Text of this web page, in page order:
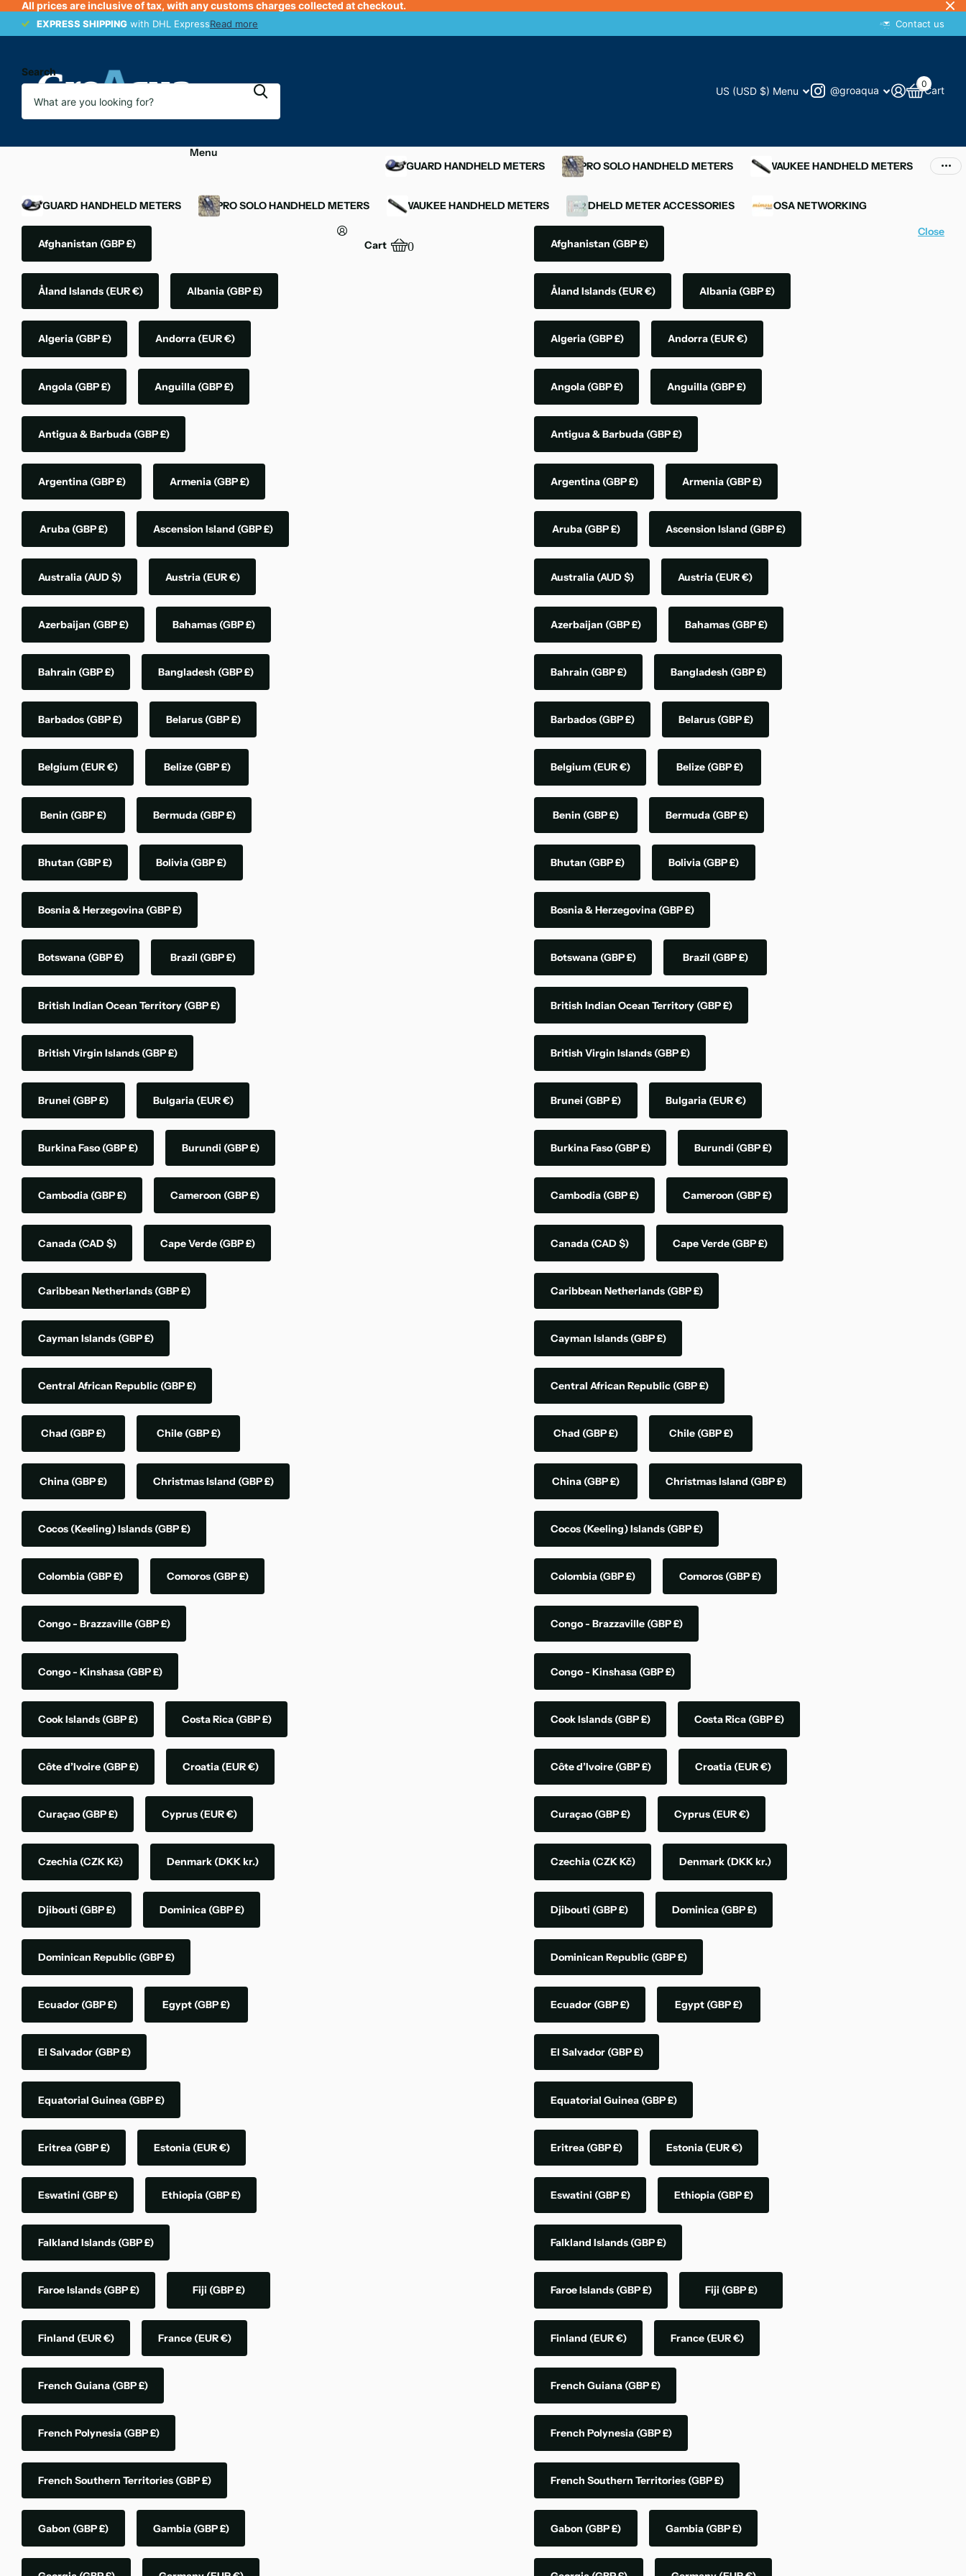
All prices are inclusive of tax, with any customs charges collected at checkout.
EXPRESS SHIPPING with DHL ExpressRead more
EXPRESS SHIPPING Contact us
Search
US (USD $) Menu @groaqua Cart
0
Menu
OXYGUARD HANDHELD METERS
YSI PRO SOLO HANDHELD METERS MILWAUKEE HANDHELD METERS
OXYGUARD HANDHELD METERS YSI PRO SOLO HANDHELD METERS MILWAUKEE HANDHELD METERS HANDHELD METER ACCESSORIES MIMOSA NETWORKING
Afghanistan (GBP £)
Åland Islands (EUR €) Albania (GBP £)
Algeria (GBP £) Andorra (EUR €)
Angola (GBP £) Anguilla (GBP £)
Antigua & Barbuda (GBP £)
Argentina (GBP £) Armenia (GBP £)
Aruba (GBP £) Ascension Island (GBP £)
Australia (AUD $) Austria (EUR €)
Azerbaijan (GBP £) Bahamas (GBP £)
Bahrain (GBP £) Bangladesh (GBP £)
Barbados (GBP £) Belarus (GBP £)
Belgium (EUR €) Belize (GBP £)
Benin (GBP £) Bermuda (GBP £)
Bhutan (GBP £) Bolivia (GBP £)
Bosnia & Herzegovina (GBP £)
Botswana (GBP £) Brazil (GBP £)
British Indian Ocean Territory (GBP £)
British Virgin Islands (GBP £)
Brunei (GBP £) Bulgaria (EUR €)
Burkina Faso(GBP £) Burundi (GBP £)
Cambodia (GBP £) Cameroon (GBP £)
Canada (CAD $) Cape Verde (GBP £)
Caribbean Netherlands (GBP £)
Cayman Islands (GBP £)
Central African Republic (GBP £)
Chad (GBP £) Chile (GBP £)
China (GBP £) Christmas Island (GBP £)
Cocos (Keeling) Islands (GBP £)
Colombia (GBP £) Comoros (GBP £)
Congo - Brazzaville (GBP £)
Congo - Kinshasa (GBP £)
Cook Islands (GBP £) Costa Rica (GBP £)
Côte d’Ivoire (GBP £) Croatia (EUR €)
Curaçao(GBP £) Cyprus (EUR €)
Czechia (CZK Kč) Denmark (DKK kr.)
Djibouti (GBP £) Dominica (GBP £)
Dominican Republic (GBP £)
Ecuador (GBP £) Egypt (GBP £)
El Salvador (GBP £)
Equatorial Guinea (GBP £)
Eritrea (GBP £) Estonia (EUR €)
Eswatini (GBP £) Ethiopia (GBP £)
Falkland Islands (GBP £)
Faroe Islands (GBP £) Fiji (GBP £)
Finland (EUR €) France (EUR €)
French Guiana (GBP £)
French Polynesia (GBP £)
French Southern Territories (GBP £)
Gabon (GBP £) Gambia (GBP £)
Cart 0 Afghanistan (GBP £)
Åland Islands (EUR €) Albania (GBP £)
Algeria (GBP £) Andorra (EUR €)
Angola (GBP £) Anguilla (GBP £)
Antigua & Barbuda (GBP £)
Argentina (GBP £) Armenia (GBP £)
Aruba (GBP £) Ascension Island (GBP £)
Australia (AUD $) Austria (EUR €)
Azerbaijan (GBP £) Bahamas (GBP £)
Bahrain (GBP £) Bangladesh (GBP £)
Barbados (GBP £) Belarus (GBP £)
Belgium (EUR €) Belize (GBP £)
Benin (GBP £) Bermuda (GBP £)
Bhutan (GBP £) Bolivia (GBP £)
Bosnia & Herzegovina (GBP £)
Botswana (GBP £) Brazil (GBP £)
British Indian Ocean Territory (GBP £)
British Virgin Islands (GBP £)
Brunei (GBP £) Bulgaria (EUR €)
Burkina Faso(GBP £) Burundi (GBP £)
Cambodia (GBP £) Cameroon (GBP £)
Canada (CAD $) Cape Verde (GBP £)
Caribbean Netherlands (GBP £)
Cayman Islands (GBP £)
Central African Republic (GBP £)
Chad (GBP £) Chile (GBP £)
China (GBP £) Christmas Island (GBP £)
Cocos (Keeling) Islands (GBP £)
Colombia (GBP £) Comoros (GBP £)
Congo - Brazzaville (GBP £)
Congo - Kinshasa (GBP £)
Cook Islands (GBP £) Costa Rica (GBP £)
Côte d’Ivoire (GBP £) Croatia (EUR €)
Curaçao(GBP £) Cyprus (EUR €)
Czechia (CZK Kč) Denmark (DKK kr.)
Djibouti (GBP £) Dominica (GBP £)
Dominican Republic (GBP £)
Ecuador (GBP £) Egypt (GBP £)
El Salvador (GBP £)
Equatorial Guinea (GBP £)
Eritrea (GBP £) Estonia (EUR €)
Eswatini (GBP £) Ethiopia (GBP £)
Falkland Islands (GBP £)
Faroe Islands (GBP £) Fiji (GBP £)
Finland (EUR €) France (EUR €)
French Guiana (GBP £)
French Polynesia (GBP £)
French Southern Territories (GBP £)
Gabon (GBP £) Gambia (GBP £)
Close